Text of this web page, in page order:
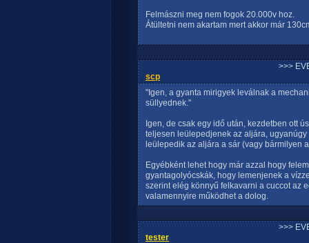
Felmászni meg nem fogok 20.000v hoz.
Átültetni nem akartam mert akkor már
>>>
scp
"Igen, a gyanta mirigyek leválnak a
süllyednek."
Igen, de csak egy idő után, kezdetben ott
teljesen leülepedjenek az aljára,
leülepedik az aljára a sár (vagy bármilyen
Egyébként lehet hogy már azzal hogy
gyantagolyócskák, hogy lemenjenek a
szerint elég könnyű felkavarni a cuccot az
valamennyire működhet a dolog.
>>>
tester